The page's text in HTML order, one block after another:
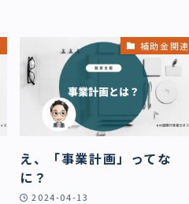
補助金関連
え、「事業計画」ってな
に？
2024-04-13